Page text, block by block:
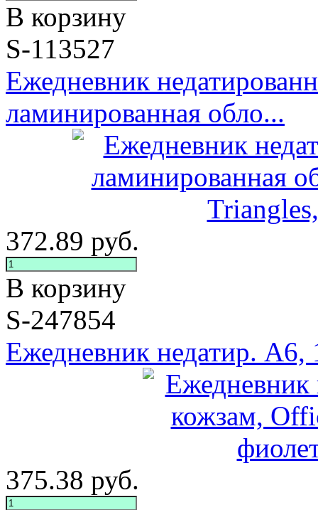
В корзину
S-113527
Ежедневник
ламинированная обло...
372.89 руб.
В корзину
S-247854
Ежедневник недатир.
375.38 руб.